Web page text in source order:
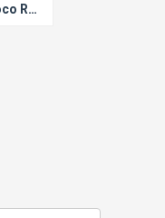
Bloco Ressaca de Carnaval.